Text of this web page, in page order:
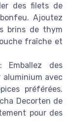
des filets de
Ajoutez
brins de thym
fraîche et
Emballez des
aluminium avec
préférées.
Decorten de
pour des